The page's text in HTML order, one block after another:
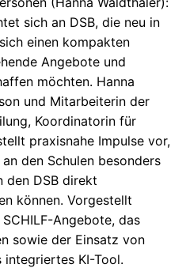
sich an DSB, die neu in
einen kompakten
Angebote und
möchten. Hanna
und Mitarbeiterin der
Koordinatorin für
praxisnahe Impulse vor,
den Schulen besonders
den DSB direkt
können. Vorgestellt
Angebote, das
sowie der Einsatz von
KI-Tool.